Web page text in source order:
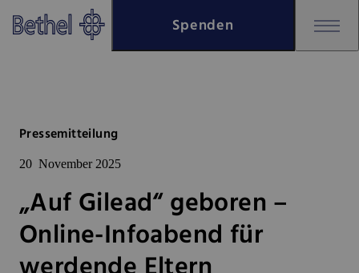
Zum Hauptinhalt springen
Zur Fußzeile springen
Spenden
Pressemitteilung
20 November 2025
„Auf Gilead“ geboren –
Online-Infoabend für